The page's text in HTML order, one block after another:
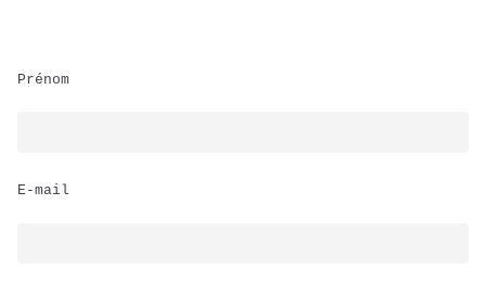
r
i
Prénom
E-mail